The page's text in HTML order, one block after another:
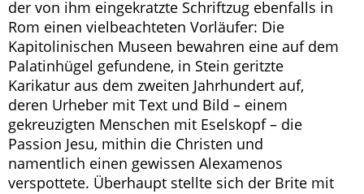
der von ihm eingekratzte Schriftzug ebenfalls in
Rom einen vielbeachteten Vorläufer: Die
Kapitolinischen Museen bewahren eine auf dem
Palatinhügel gefundene, in Stein geritzte
Karikatur aus dem zweiten Jahrhundert auf,
deren Urheber mit Text und Bild – einem
gekreuzigten Menschen mit Eselskopf – die
Passion Jesu, mithin die Christen und
namentlich einen gewissen Alexamenos
verspottete. Überhaupt stellte sich der Brite mit